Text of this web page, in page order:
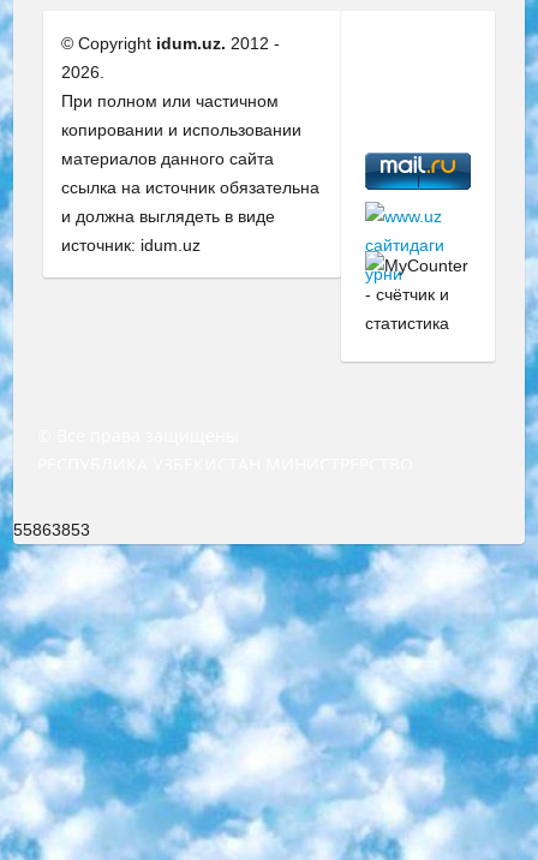
© Copyright idum.uz. 2012 -
2026.
При полном или частичном
копировании и использовании
материалов данного сайта
ссылка на источник обязательна
и должна выглядеть в виде
источник: idum.uz
55863853